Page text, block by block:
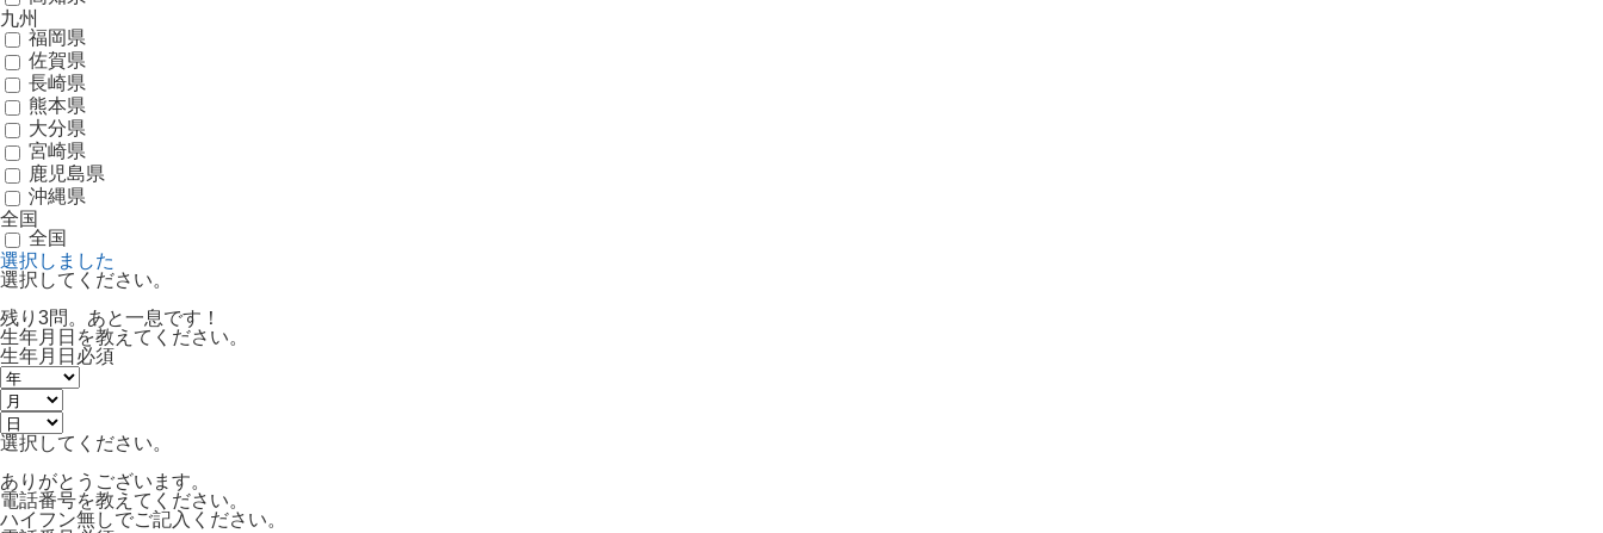
九州
福岡県
佐賀県
長崎県
熊本県
大分県
宮崎県
鹿児島県
沖縄県
全国
全国
選択しました
選択してください。
残り3問。あと一息です！
生年月日を教えてください。
生年月日 必須
選択してください。
ありがとうございます。
電話番号を教えてください。
ハイフン無しでご記入ください。